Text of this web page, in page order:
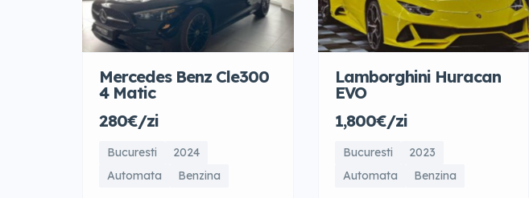
Mercedes Benz Cle300
4 Matic
280€/zi
Bucuresti
2024
Automata
Benzina
Lamborghini Huracan
EVO
1,800€/zi
Bucuresti
2023
Automata
Benzina